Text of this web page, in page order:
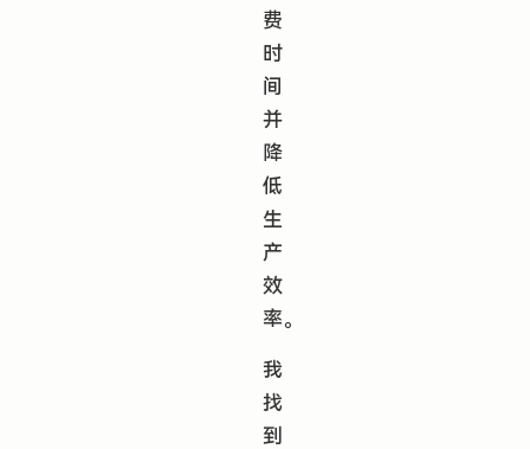
费
时
间
并
降
低
生
产
效
率。
我
找
到